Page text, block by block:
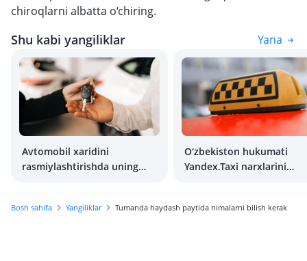
chiroqlarni albatta o‘chiring.
Shu kabi yangiliklar Yana
Avtomobil xaridini
rasmiylashtirishda uning
O‘zbekiston hukumati
Yandex.Taxi narxlarini
Bosh sahifa Yangiliklar Tumanda haydash paytida nimalarni bilish kerak